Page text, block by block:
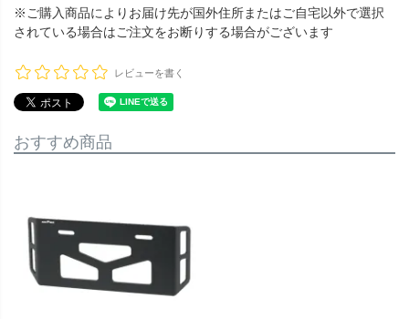
※ご購入商品によりお届け先が国外住所またはご自宅以外で選択
されている場合はご注文をお断りする場合がございます
レビューを書く
おすすめ商品